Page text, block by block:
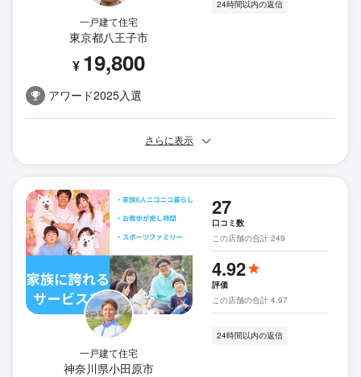
一戸建て住宅
東京都八王子市
¥ 19,800
アワード2025入選
24時間以内の返信
さらに表示
一戸建て住宅
神奈川県小田原市
27
口コミ数
この店舗の合計 249
4.92
評価
この店舗の合計 4.97
24時間以内の返信